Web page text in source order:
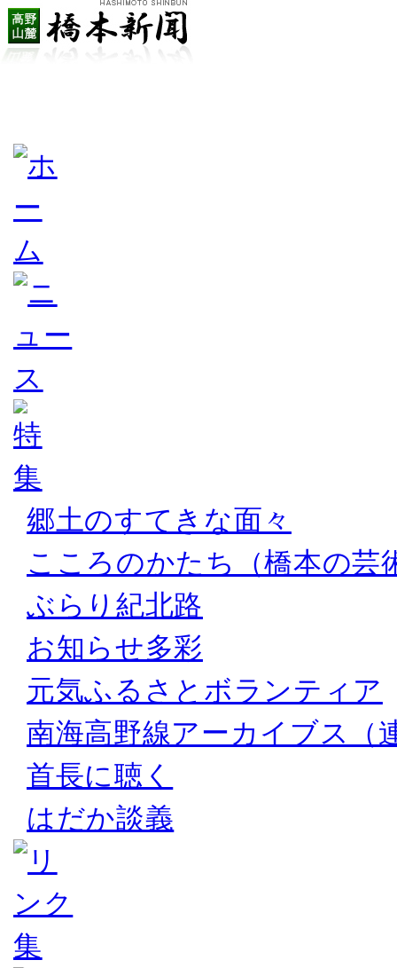
郷土のすてきな面々
こころのかたち（橋本の芸
ぶらり紀北路
お知らせ多彩
元気ふるさとボランティア
南海高野線アーカイブス（
首長に聴く
はだか談義